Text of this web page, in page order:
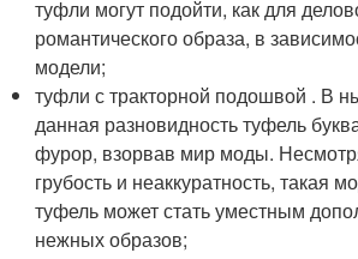
туфли могут подойти, как для
романтического образа, в
модели;
туфли с тракторной подошвой . В
данная разновидность туфель
фурор, взорвав мир моды.
грубость и неаккуратность, такая
туфель может стать уместным
нежных образов;